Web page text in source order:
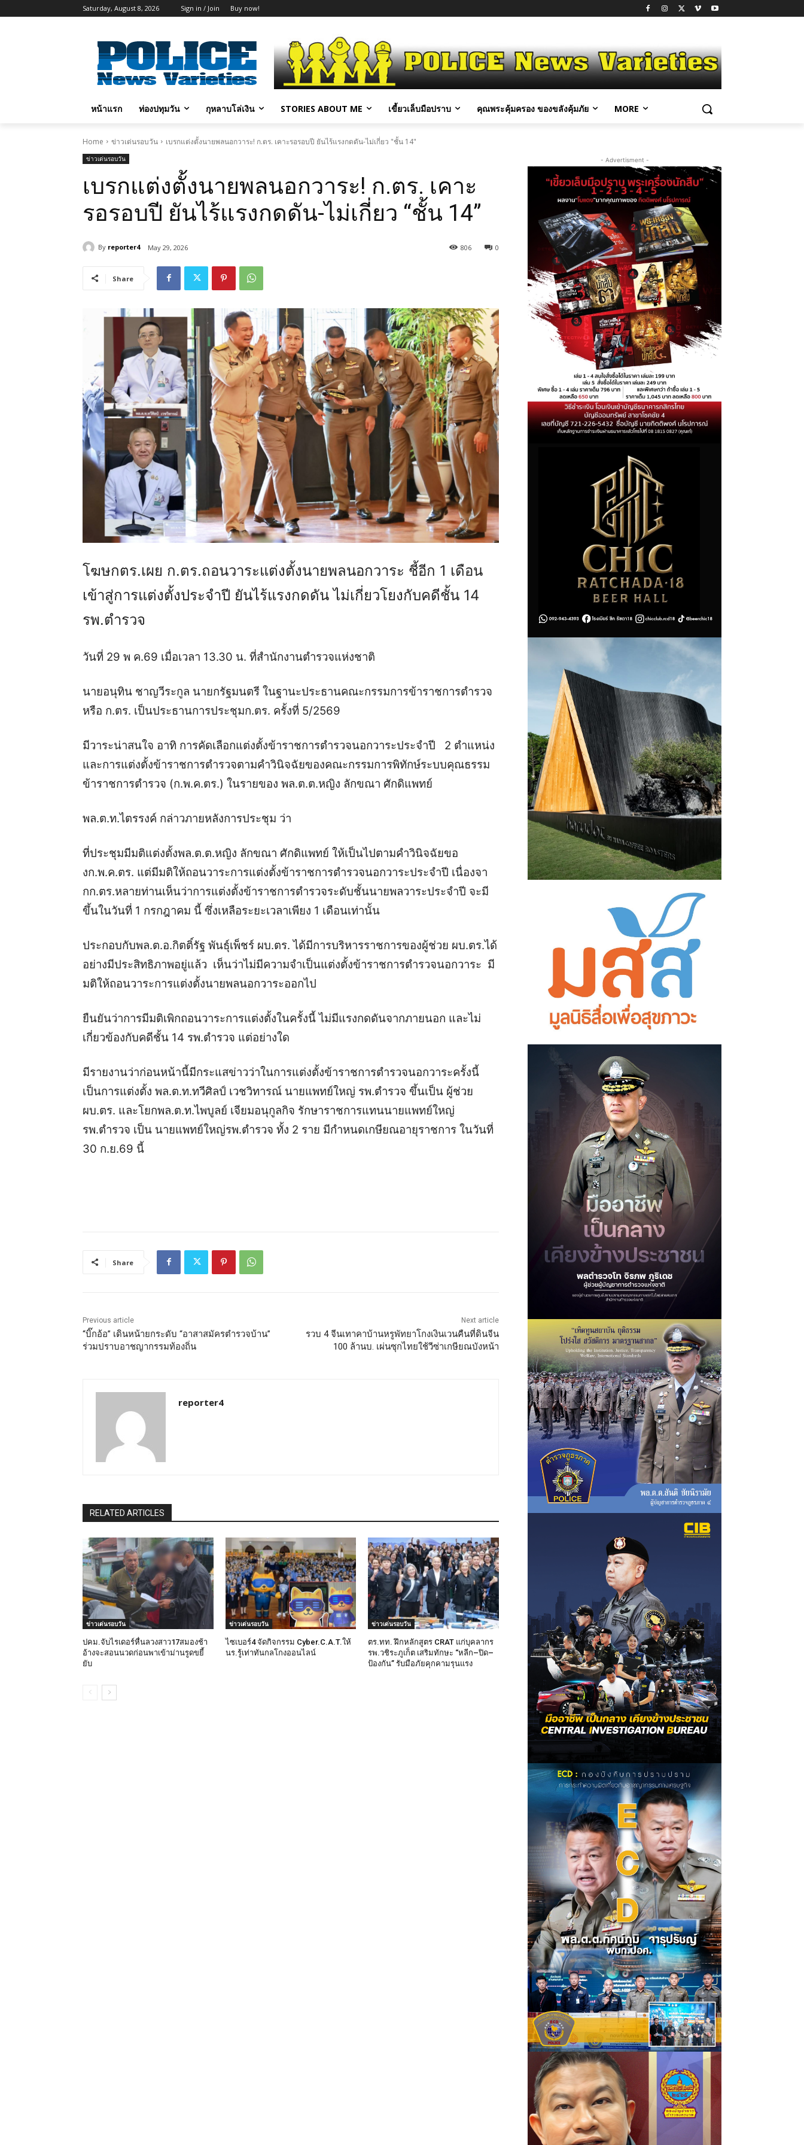
Saturday, August 8, 2026 Sign in / Join Buy now!
หน้าแรก ท่องปทุมวัน กุหลาบโล่เงิน STORIES ABOUT ME เขี้ยวเล็บมือปราบ คุณพระคุ้มครอง ของขลังคุ้มภัย MORE
Home ข่าวเด่นรอบวัน เบรกแต่งตั้งนายพลนอกวาระ! ก.ตร. เคาะรอรอบปี ยันไร้แรงกดดัน-ไม่เกี่ยว "ชั้น 14"
ข่าวเด่นรอบวัน
เบรกแต่งตั้งนายพลนอกวาระ! ก.ตร. เคาะ
รอรอบปี ยันไร้แรงกดดัน-ไม่เกี่ยว “ชั้น 14”
By reporter4 May 29, 2026 0
806
Share
โฆษกตร.เผย ก.ตร.ถอนวาระแต่งตั้งนายพลนอกวาระ ชี้อีก 1 เดือน
เข้าสู่การแต่งตั้งประจำปี ยันไร้แรงกดดัน ไม่เกี่ยวโยงกับคดีชั้น 14
รพ.ตำรวจ
วันที่ 29 พ ค.69 เมื่อเวลา 13.30 น. ที่สำนักงานตำรวจแห่งชาติ
นายอนุทิน ชาญวีระกูล นายกรัฐมนตรี ในฐานะประธานคณะกรรมการข้าราชการตำรวจ
หรือ ก.ตร. เป็นประธานการประชุมก.ตร. ครั้งที่ 5/2569
มีวาระน่าสนใจ อาทิ การคัดเลือกแต่งตั้งข้าราชการตำรวจนอกวาระประจำปี 2 ตำแหน่ง
และการแต่งตั้งข้าราชการตำรวจตามคำวินิจฉัยของคณะกรรมการพิทักษ์ระบบคุณธรรม
ข้าราชการตำรวจ (ก.พ.ค.ตร.) ในรายของ พล.ต.ต.หญิง ลักขณา ศักดิแพทย์
พล.ต.ท.ไตรรงค์ กล่าวภายหลังการประชุม ว่า
ที่ประชุมมีมติแต่งตั้งพล.ต.ต.หญิง ลักขณา ศักดิแพทย์ ให้เป็นไปตามคำวินิจฉัยขอ
งก.พ.ค.ตร. แต่มีมติให้ถอนวาระการแต่งตั้งข้าราชการตำรวจนอกวาระประจำปี เนื่องจา
กก.ตร.หลายท่านเห็นว่าการแต่งตั้งข้าราชการตำรวจระดับชั้นนายพลวาระประจำปี จะมี
ขึ้นในวันที่ 1 กรกฎาคม นี้ ซึ่งเหลือระยะเวลาเพียง 1 เดือนเท่านั้น
ประกอบกับพล.ต.อ.กิตติ์รัฐ พันธุ์เพ็ชร์ ผบ.ตร. ได้มีการบริหารราชการของผู้ช่วย ผบ.ตร.ได้
อย่างมีประสิทธิภาพอยู่แล้ว เห็นว่าไม่มีความจำเป็นแต่งตั้งข้าราชการตำรวจนอกวาระ มี
มติให้ถอนวาระการแต่งตั้งนายพลนอกวาระออกไป
ยืนยันว่าการมีมติเพิกถอนวาระการแต่งตั้งในครั้งนี้ ไม่มีแรงกดดันจากภายนอก และไม่
เกี่ยวข้องกับคดีชั้น 14 รพ.ตำรวจ แต่อย่างใด
มีรายงานว่าก่อนหน้านี้มีกระแสข่าวว่าในการแต่งตั้งข้าราชการตำรวจนอกวาระครั้งนี้
เป็นการแต่งตั้ง พล.ต.ท.ทวีศิลป์ เวชวิทารณ์ นายแพทย์ใหญ่ รพ.ตำรวจ ขึ้นเป็น ผู้ช่วย
ผบ.ตร. และโยกพล.ต.ท.ไพบูลย์ เจียมอนุกูลกิจ รักษาราชการแทนนายแพทย์ใหญ่
รพ.ตำรวจ เป็น นายแพทย์ใหญ่รพ.ตํารวจ ทั้ง 2 ราย มีกำหนดเกษียณอายุราชการ ในวันที่
30 ก.ย.69 นี้
Share
Previous article
“บิ๊กอ้อ” เดินหน้ายกระดับ “อาสาสมัครตำรวจบ้าน”
ร่วมปราบอาชญากรรมท้องถิ่น
Next article
รวบ 4 จีนเทาคาบ้านหรูพัทยาโกงเงินเวนคืนที่ดินจีน
100 ล้านบ. เผ่นซุกไทยใช้วีซ่าเกษียณบังหน้า
reporter4
RELATED ARTICLES
ข่าวเด่นรอบวัน
ปคม.จับไรเดอร์หื่นลวงสาว17สมองช้า
อ้างจะสอนนวดก่อนพาเข้าม่านรูดขยี้
ยับ
ข่าวเด่นรอบวัน
ไซเบอร์4 จัดกิจกรรม Cyber.C.A.T.ให้
นร.รู้เท่าทันกลโกงออนไลน์
ข่าวเด่นรอบวัน
ตร.ทท. ฝึกหลักสูตร CRAT แก่บุคลากร
รพ.วชิระภูเก็ต เสริมทักษะ “หลีก–ปิด–
ป้องกัน” รับมือภัยคุกคามรุนแรง
- Advertisment -